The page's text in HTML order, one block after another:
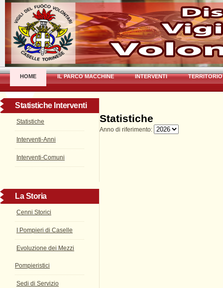
HOME IL PARCO MACCHINE INTERVENTI TERRITORIO
Statistiche Interventi
Statistiche
Interventi-Anni
Interventi-Comuni
La Storia
Cenni Storici
I Pompieri di Caselle
Evoluzione dei Mezzi
Pompieristici
Sedi di Servizio
Statistiche
Anno di riferimento: